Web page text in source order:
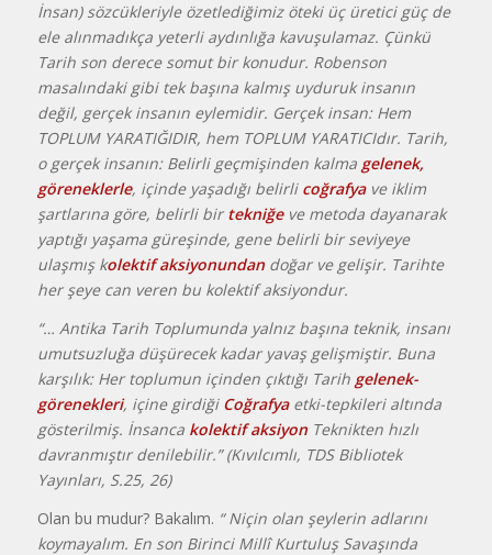
İnsan) sözcükleriyle özetlediğimiz öteki üç üretici güç de
ele alınmadıkça yeterli aydınlığa kavuşulamaz. Çünkü
Tarih son derece somut bir konudur. Robenson
masalındaki gibi tek başına kalmış uyduruk insanın
değil, gerçek insanın eylemidir. Gerçek insan: Hem
TOPLUM YARATIĞIDIR, hem TOPLUM YARATICIdır. Tarih,
o gerçek insanın: Belirli geçmişinden kalma gelenek,
göreneklerle, içinde yaşadığı belirli coğrafyave iklim
şartlarına göre, belirli birtekniğeve metoda dayanarak
yaptığı yaşama güreşinde, gene belirli bir seviyeye
ulaşmış kolektif aksiyonundandoğar ve gelişir. Tarihte
her şeye can veren bu kolektif aksiyondur.
“… Antika Tarih Toplumunda yalnız başına teknik, insanı
umutsuzluğa düşürecek kadar yavaş gelişmiştir. Buna
karşılık: Her toplumun içinden çıktığı Tarih gelenek-
görenekleri, içine girdiği Coğrafyaetki-tepkileri altında
gösterilmiş. İnsanca kolektif aksiyonTeknikten hızlı
davranmıştır denilebilir.” (Kıvılcımlı, TDS Bibliotek
Yayınları, S.25, 26)
Olan bu mudur? Bakalım. “ Niçin olan şeylerin adlarını
koymayalım. En son Birinci Millî Kurtuluş Savaşında